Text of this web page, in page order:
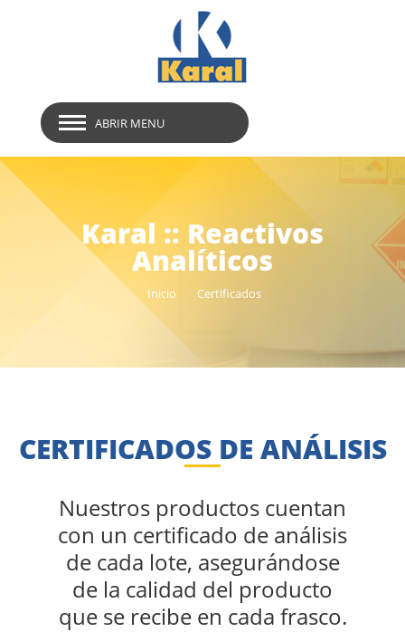
ABRIR MENU
Karal :: Reactivos
Analíticos
Inicio Certificados
CERTIFICADOS DE ANÁLISIS
Nuestros productos cuentan
con un certificado de análisis
de cada lote, asegurándose
de la calidad del producto
que se recibe en cada frasco.